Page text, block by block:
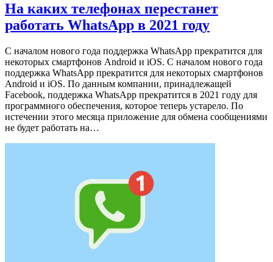
На каких телефонах перестанет
работать WhatsApp в 2021 году
С началом нового года поддержка WhatsApp прекратится для
некоторых смартфонов Android и iOS. С началом нового года
поддержка WhatsApp прекратится для некоторых смартфонов
Android и iOS. По данным компании, принадлежащей
Facebook, поддержка WhatsApp прекратится в 2021 году для
программного обеспечения, которое теперь устарело. По
истечении этого месяца приложение для обмена сообщениями
не будет работать на…